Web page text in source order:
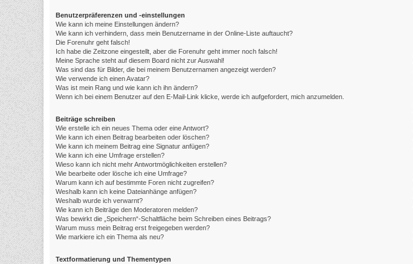
Benutzerpräferenzen und -einstellungen
Wie kann ich meine Einstellungen ändern?
Wie kann ich verhindern, dass mein Benutzername in der Online-Liste auftaucht?
Die Forenuhr geht falsch!
Ich habe die Zeitzone eingestellt, aber die Forenuhr geht immer noch falsch!
Meine Sprache steht auf diesem Board nicht zur Auswahl!
Was sind das für Bilder, die bei meinem Benutzernamen angezeigt werden?
Wie verwende ich einen Avatar?
Was ist mein Rang und wie kann ich ihn ändern?
Wenn ich bei einem Benutzer auf den E-Mail-Link klicke, werde ich aufgefordert, mich anzumelden.
Beiträge schreiben
Wie erstelle ich ein neues Thema oder eine Antwort?
Wie kann ich einen Beitrag bearbeiten oder löschen?
Wie kann ich meinem Beitrag eine Signatur anfügen?
Wie kann ich eine Umfrage erstellen?
Wieso kann ich nicht mehr Antwortmöglichkeiten erstellen?
Wie bearbeite oder lösche ich eine Umfrage?
Warum kann ich auf bestimmte Foren nicht zugreifen?
Weshalb kann ich keine Dateianhänge anfügen?
Weshalb wurde ich verwarnt?
Wie kann ich Beiträge den Moderatoren melden?
Was bewirkt die „Speichern“-Schaltfläche beim Schreiben eines Beitrags?
Warum muss mein Beitrag erst freigegeben werden?
Wie markiere ich ein Thema als neu?
Textformatierung und Thementypen